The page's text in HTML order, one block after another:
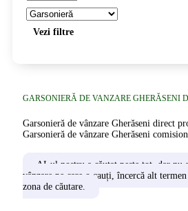
Vezi filtre
GARSONIERĂ DE VANZARE GHERĂSENI
Garsonieră de vânzare Gherăseni direct
Garsonieră de vânzare Gherăseni
AI-ul nostru a căutat peste tot, dar nu
vânzare pe care o cauți, încercă alt
zona de căutare.